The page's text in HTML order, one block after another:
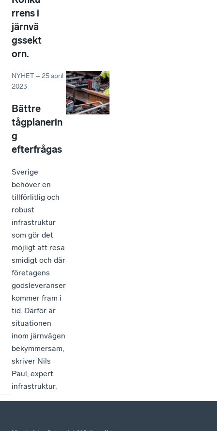
rrens i
järnvä
gssekt
orn.
NYHET –25 april
2023
Bättre
tågplanerin
g
efterfrågas
Sverige
behöver en
tillförlitlig och
robust
infrastruktur
som gör det
möjligt att resa
smidigt och där
företagens
godsleveranser
kommer fram i
tid. Därför är
situationen
inom järnvägen
bekymmersam,
skriver Nils
Paul, expert
infrastruktur.